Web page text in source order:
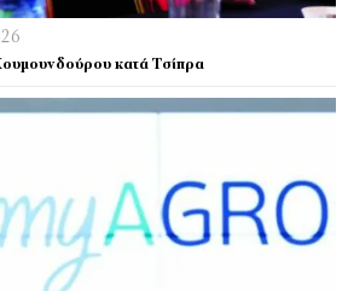
κατά Τσίπρα